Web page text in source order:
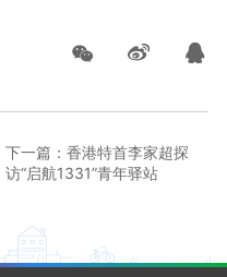
下一篇：香港特首李家超探
访“启航1331”青年驿站